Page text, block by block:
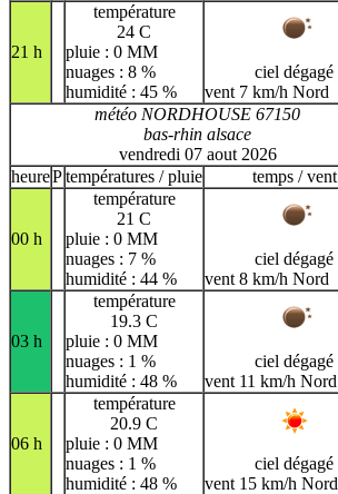
21 h
température
24 C
pluie : 0 MM
nuages : 8 %
humidité : 45 %
ciel dégagé
vent 7 km/h Nord
météo NORDHOUSE 67150
bas-rhin alsace
vendredi 07 aout 2026
heurePtempératures / pluie temps / vent
00 h
température
21 C
pluie : 0 MM
nuages : 7 %
humidité : 44 %
ciel dégagé
vent 8 km/h Nord
03 h
température
19.3 C
pluie : 0 MM
nuages : 1 %
humidité : 48 %
ciel dégagé
vent 11 km/h Nord
06 h
température
20.9 C
pluie : 0 MM
nuages : 1 %
humidité : 48 %
ciel dégagé
vent 15 km/h Nord